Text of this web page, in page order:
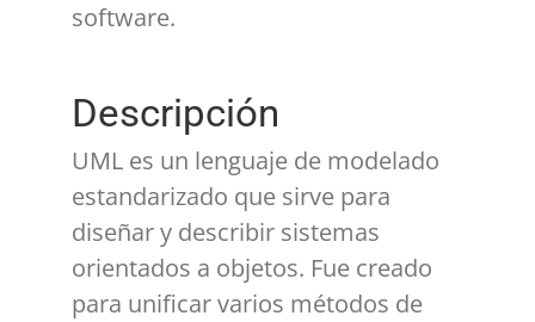
software.
Descripción
UML es un lenguaje de modelado
estandarizado que sirve para
diseñar y describir sistemas
orientados a objetos. Fue creado
para unificar varios métodos de